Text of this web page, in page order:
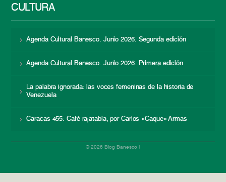
CULTURA
Agenda Cultural Banesco. Junio 2026. Segunda edición
Agenda Cultural Banesco. Junio 2026. Primera edición
La palabra ignorada: las voces femeninas de la historia de
Venezuela
Caracas 455: Café rajatabla, por Carlos «Caque» Armas
© 2026 Blog Banesco |